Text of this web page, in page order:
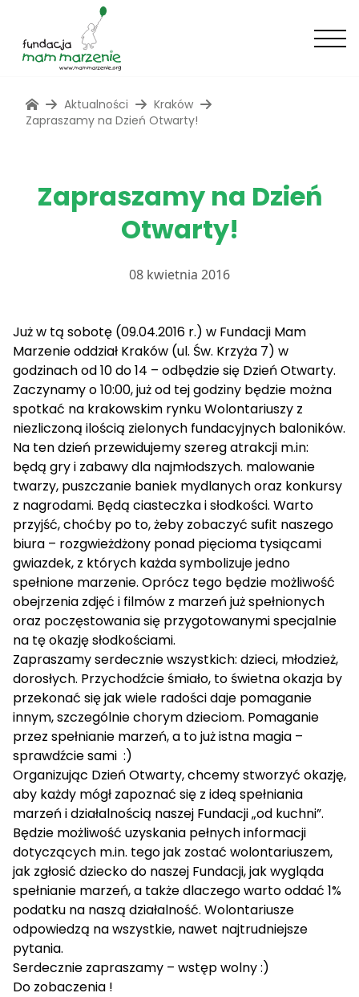
Aktualności
Kraków
Zapraszamy na Dzień Otwarty!
Zapraszamy na Dzień
Otwarty!
08 kwietnia 2016
Już w tą sobotę (09.04.2016 r.) w Fundacji Mam
Marzenie oddział Kraków (ul. Św. Krzyża 7) w
godzinach od 10 do 14 – odbędzie się Dzień Otwarty.
Zaczynamy o 10:00, już od tej godziny będzie można
spotkać na krakowskim rynku Wolontariuszy z
niezliczoną ilością zielonych fundacyjnych baloników.
Na ten dzień przewidujemy szereg atrakcji m.in:
będą gry i zabawy dla najmłodszych. malowanie
twarzy, puszczanie baniek mydlanych oraz konkursy
z nagrodami. Będą ciasteczka i słodkości. Warto
przyjść, choćby po to, żeby zobaczyć sufit naszego
biura – rozgwieżdżony ponad pięcioma tysiącami
gwiazdek, z których każda symbolizuje jedno
spełnione marzenie. Oprócz tego będzie możliwość
obejrzenia zdjęć i filmów z marzeń już spełnionych
oraz poczęstowania się przygotowanymi specjalnie
na tę okazję słodkościami.
Zapraszamy serdecznie wszystkich: dzieci, młodzież,
dorosłych. Przychodźcie śmiało, to świetna okazja by
przekonać się jak wiele radości daje pomaganie
innym, szczególnie chorym dzieciom. Pomaganie
przez spełnianie marzeń, a to już istna magia –
sprawdźcie sami :)
Organizując Dzień Otwarty, chcemy stworzyć okazję,
aby każdy mógł zapoznać się z ideą spełniania
marzeń i działalnością naszej Fundacji „od kuchni”.
Będzie możliwość uzyskania pełnych informacji
dotyczących m.in. tego jak zostać wolontariuszem,
jak zgłosić dziecko do naszej Fundacji, jak wygląda
spełnianie marzeń, a także dlaczego warto oddać 1%
podatku na naszą działalność. Wolontariusze
odpowiedzą na wszystkie, nawet najtrudniejsze
pytania.
Serdecznie zapraszamy – wstęp wolny :)
Do zobaczenia !